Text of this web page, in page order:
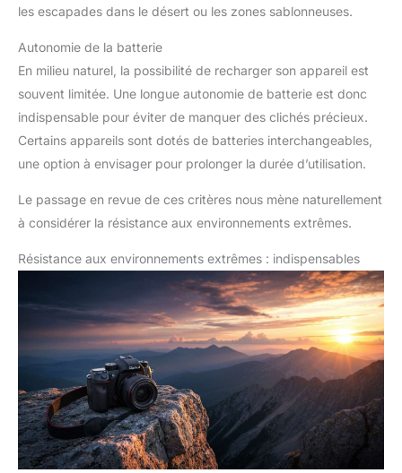
les escapades dans le désert ou les zones sablonneuses.
Autonomie de la batterie
En milieu naturel, la possibilité de recharger son appareil est
souvent limitée. Une longue autonomie de batterie est donc
indispensable pour éviter de manquer des clichés précieux.
Certains appareils sont dotés de batteries interchangeables,
une option à envisager pour prolonger la durée d’utilisation.
Le passage en revue de ces critères nous mène naturellement
à considérer la résistance aux environnements extrêmes.
Résistance aux environnements extrêmes : indispensables